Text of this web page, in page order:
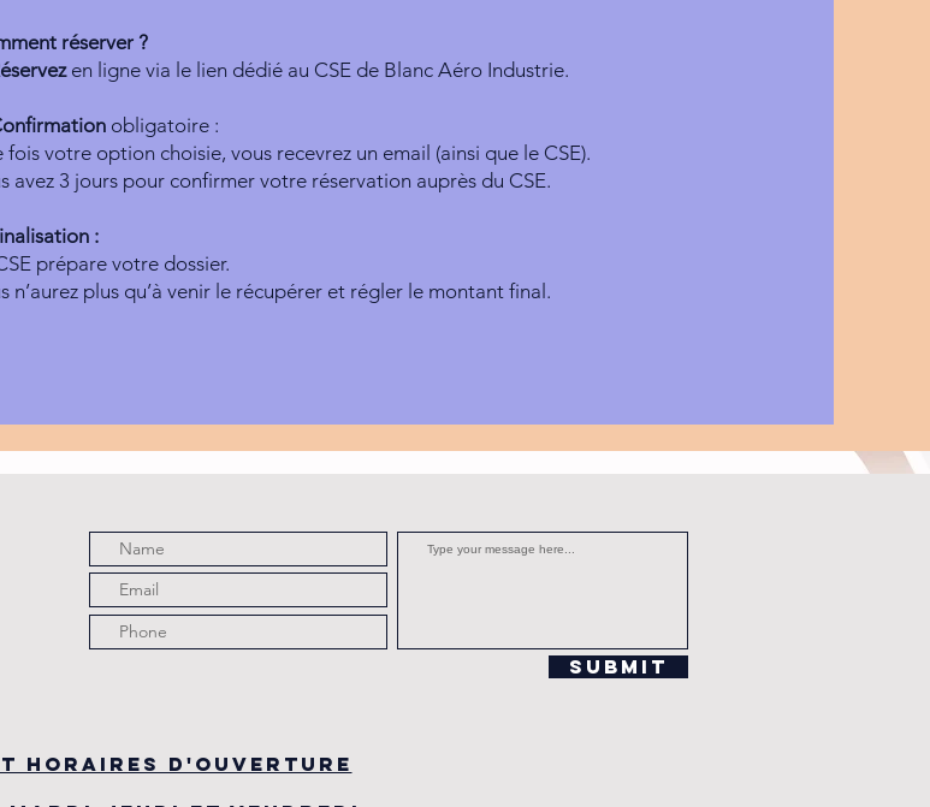
réserver ?
en ligne via le lien dédié au CSE de Blanc Aéro Industrie.
obligatoire :
fois votre option choisie, vous recevrez un email (ainsi que le CSE).
avez 3 jours pour confirmer votre réservation auprès du CSE.
:
prépare votre dossier.
n’aurez plus qu’à venir le récupérer et régler le montant final.
Submit
HORAIRES D'OUVERTURE